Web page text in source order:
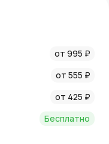
от 995 ₽
от 555 ₽
от 425 ₽
Бесплатно